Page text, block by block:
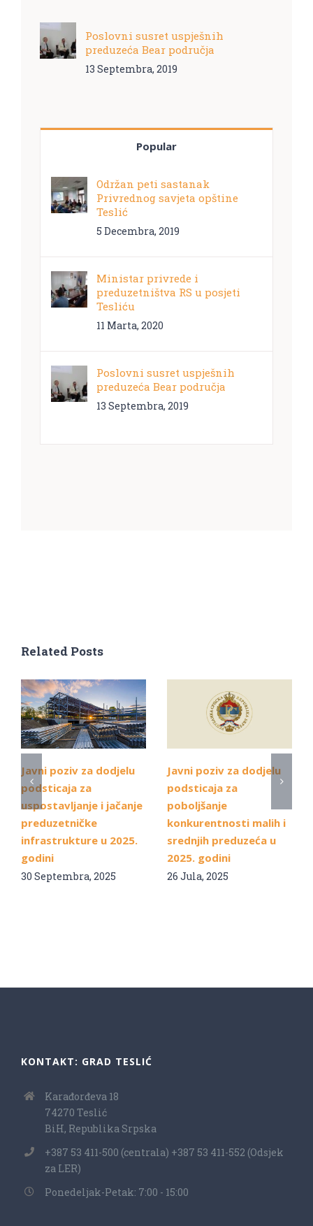
Poslovni susret uspješnih
preduzeća Bear područja
13 Septembra, 2019
Popular
Održan peti sastanak
Privrednog savjeta opštine
Teslić
5 Decembra, 2019
Ministar privrede i
preduzetništva RS u posjeti
Tesliću
11 Marta, 2020
Poslovni susret uspješnih
preduzeća Bear područja
13 Septembra, 2019
Related Posts
Javni poziv za dodjelu
podsticaja za
uspostavljanje i jačanje
preduzetničke
infrastrukture u 2025.
godini
30 Septembra, 2025
Javni poziv za dodjelu
podsticaja za
poboljšanje
konkurentnosti malih i
srednjih preduzeća u
2025. godini
26 Jula, 2025
KONTAKT: GRAD TESLIĆ
Karađorđeva 18
74270 Teslić
BiH, Republika Srpska
+387 53 411-500 (centrala) +387 53 411-552 (Odsjek
za LER)
Ponedeljak-Petak: 7:00 - 15:00